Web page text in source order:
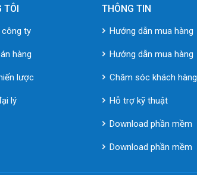
TÔI
công ty
hàng
lược
lý
THÔNG TIN
Hướng dẫn mua hàng
Hướng dẫn mua hàng
Chăm sóc khách hàng
Hỗ trợ kỹ thuật
Download phần mềm
Download phần mềm